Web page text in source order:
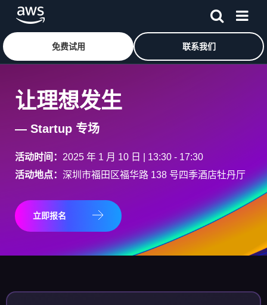
免费试用 联系我们
让理想发生
— Startup 专场
活动时间： 2025 年 1 月 10 日 | 13:30 - 17:30
活动地点： 深圳市福田区福华路 138 号四季酒店牡丹厅
立即报名